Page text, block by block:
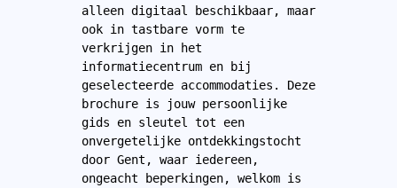
alleen digitaal beschikbaar, maar
ook in tastbare vorm te
verkrijgen in het
informatiecentrum en bij
geselecteerde accommodaties. Deze
brochure is jouw persoonlijke
gids en sleutel tot een
onvergetelijke ontdekkingstocht
door Gent, waar iedereen,
ongeacht beperkingen, welkom is